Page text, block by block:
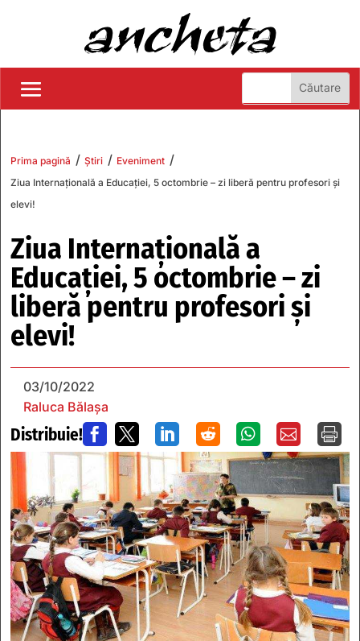
Prima pagină / Știri / Eveniment /
Ziua Internațională a Educației, 5 octombrie – zi liberă pentru profesori și
elevi!
Ziua Internațională a
Educației, 5 octombrie – zi
liberă pentru profesori și
elevi!
03/10/2022
Raluca Bălașa
Distribuie!       